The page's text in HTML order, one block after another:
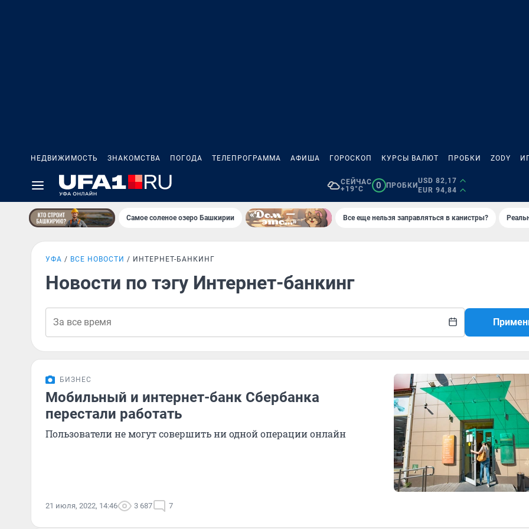
НЕДВИЖИМОСТЬ ЗНАКОМСТВА ПОГОДА ТЕЛЕПРОГРАММА АФИША ГОРОСКОП КУРСЫ ВАЛЮТ ПРОБКИ ZODY
СЕЙЧАС
+19°C
0 ПРОБКИ
USD 82,17
EUR 94,84
Самое соленое озеро Башкирии Все еще нельзя заправляться в канистры?
УФА ВСЕ НОВОСТИ ИНТЕРНЕТ-БАНКИНГ
Новости по тэгу Интернет-банкинг
БИЗНЕС
Мобильный и интернет-банк Сбербанка
перестали работать
Пользователи не могут совершить ни одной операции онлайн
21 июля, 2022, 14:46 3 687 7